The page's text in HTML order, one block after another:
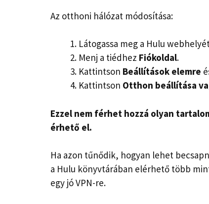
Az otthoni hálózat módosítása:
Látogassa meg a Hulu
Menj a tiédhez Fiókoldal.
Kattintson Beállítások elemre
Kattintson Otthon beállítása
Ezzel nem férhet hozzá olyan
érhető el.
Ha azon tűnődik, hogyan lehet
a Hulu könyvtárában elérhető több
egy jó VPN-re.